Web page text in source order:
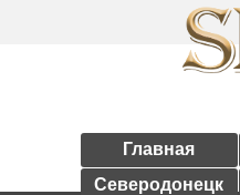
Главная
Северодонецк